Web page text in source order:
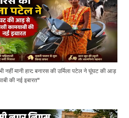
नहीं मानी हार: बनारस की उर्मिला पटेल ने घूंघट की आड़
की नई इबारत"